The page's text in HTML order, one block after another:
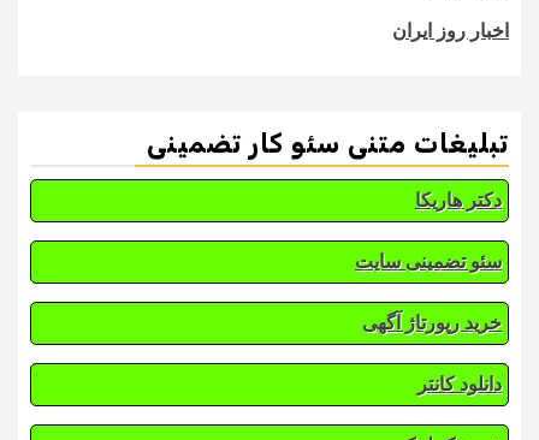
اخبار روز ایران
تبلیغات متنی سئو کار تضمینی
دکتر هاریکا
سئو تضمینی سایت
خرید رپورتاژ آگهی
دانلود کانتر